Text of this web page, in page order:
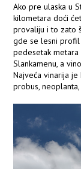
Ako pre ulaska u
kilometara doći
provaliju i to zato
gde se lesni profil
pedesetak metara
Slankamenu, a
Najveća vinarija
probus,